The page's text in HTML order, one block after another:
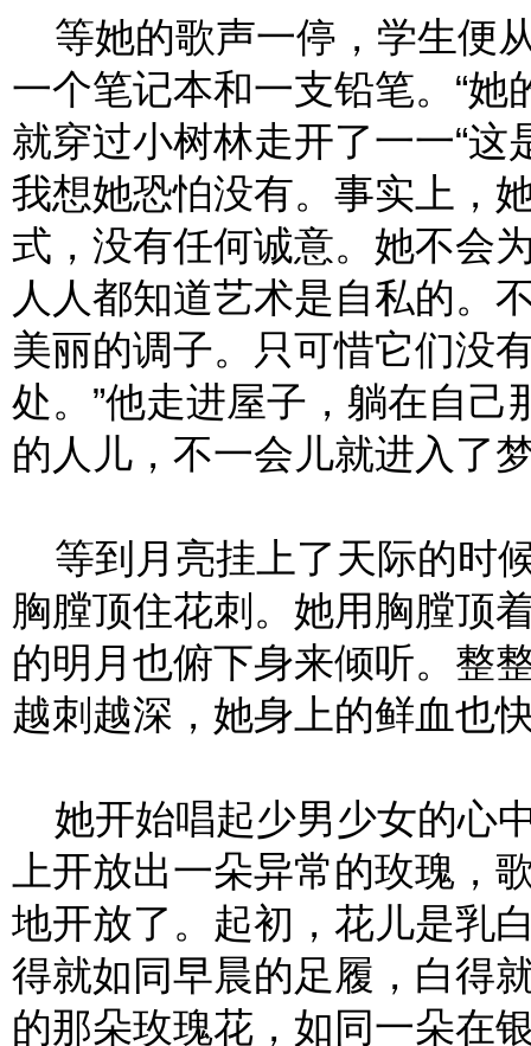
等她的歌声一停，学生便
一个笔记本和一支铅笔。“她
就穿过小树林走开了一一“
我想她恐怕没有。事实上，
式，没有任何诚意。她不会
人人都知道艺术是自私的。
美丽的调子。只可惜它们没
处。”他走进屋子，躺在自
的人儿，不一会儿就进入了
等到月亮挂上了天际的时
胸膛顶住花刺。她用胸膛顶
的明月也俯下身来倾听。整
越刺越深，她身上的鲜血也
她开始唱起少男少女的心
上开放出一朵异常的玫瑰，
地开放了。起初，花儿是
得就如同早晨的足履，白得
的那朵玫瑰花，如同一朵在